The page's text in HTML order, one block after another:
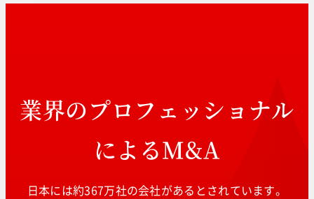
業界のプロフェッショナル
によるM&A
日本には約367万社の会社があるとされています。